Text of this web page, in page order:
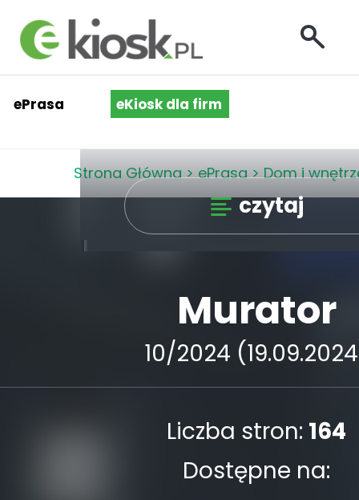
ePrasa eKiosk dla firm
Strona Główna > ePrasa > Dom i
czytaj
Murator
10/2024
Liczba stron: 164
Dostępne na: